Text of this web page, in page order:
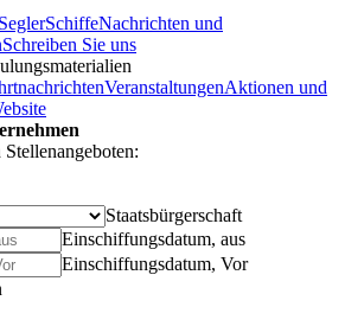
SchiffeNachrichten und
Schreiben Sie uns
VeranstaltungenAktionen und
Staatsbürgerschaft
Einschiffungsdatum, aus
Einschiffungsdatum, Vor